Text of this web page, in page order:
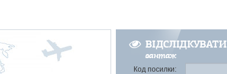
ВІДСЛІДКУВАТИ
вантаж
Код посилки: